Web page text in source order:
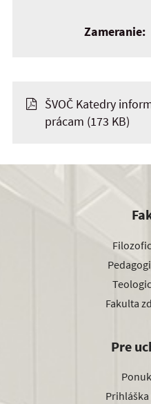
Zameranie:
ŠVOČ Katedry
prácam (173 KB)
Fakulta
Pre